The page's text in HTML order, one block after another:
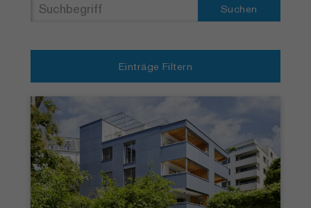
Suchen
Einträge Filtern